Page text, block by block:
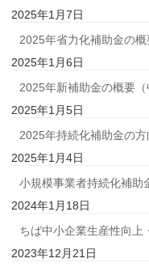
2025年1月7日
2025年省力化補助金の概
2025年1月6日
2025年新補助金の概要（
2025年1月5日
2025年持続化補助金の方
2025年1月4日
小規模事業者持続化補助
2024年1月18日
ちば中小企業生産性向上
2023年12月21日